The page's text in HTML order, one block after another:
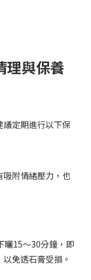
理與保養
定期進行以下保
附情緒壓力，也
曬15～30分鐘，即
免透石膏受損。